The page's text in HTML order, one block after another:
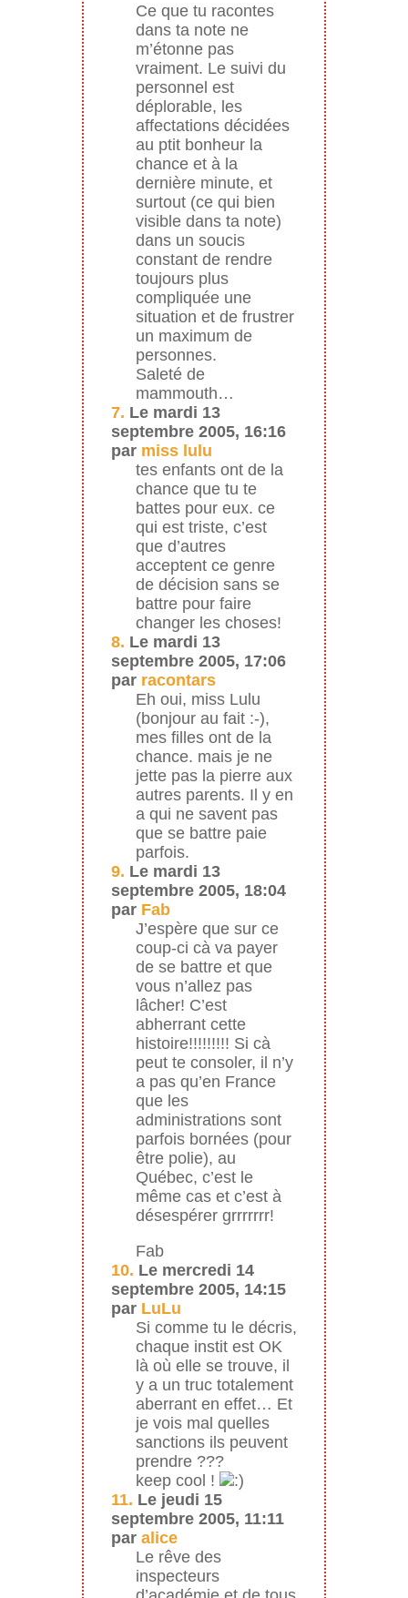
Ce que tu racontes
dans ta note ne
m’étonne pas
vraiment. Le suivi du
personnel est
déplorable, les
affectations décidées
au ptit bonheur la
chance et à la
dernière minute, et
surtout (ce qui bien
visible dans ta note)
dans un soucis
constant de rendre
toujours plus
compliquée une
situation et de frustrer
un maximum de
personnes.
Saleté de
mammouth…
7. Le mardi 13
septembre 2005, 16:16
par miss lulu
tes enfants ont de la
chance que tu te
battes pour eux. ce
qui est triste, c’est
que d’autres
acceptent ce genre
de décision sans se
battre pour faire
changer les choses!
8. Le mardi 13
septembre 2005, 17:06
par racontars
Eh oui, miss Lulu
(bonjour au fait :-),
mes filles ont de la
chance. mais je ne
jette pas la pierre aux
autres parents. Il y en
a qui ne savent pas
que se battre paie
parfois.
9. Le mardi 13
septembre 2005, 18:04
par Fab
J’espère que sur ce
coup-ci cà va payer
de se battre et que
vous n’allez pas
lâcher! C’est
abherrant cette
histoire!!!!!!!!! Si cà
peut te consoler, il n’y
a pas qu’en France
que les
administrations sont
parfois bornées (pour
être polie), au
Québec, c’est le
même cas et c’est à
désespérer grrrrrrr!
Fab
10. Le mercredi 14
septembre 2005, 14:15
par LuLu
Si comme tu le décris,
chaque instit est OK
là où elle se trouve, il
y a un truc totalement
aberrant en effet… Et
je vois mal quelles
sanctions ils peuvent
prendre ???
keep cool !
11. Le jeudi 15
septembre 2005, 11:11
par alice
Le rêve des
inspecteurs